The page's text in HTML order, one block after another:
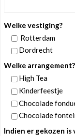
Welke vestiging?
Rotterdam
Dordrecht
Welke arrangement?
High Tea
Kinderfeestje
Chocolade
Chocolade
Indien er gekozen